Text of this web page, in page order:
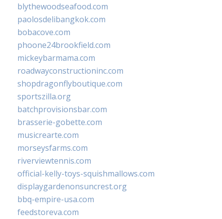
blythewoodseafood.com
paolosdelibangkok.com
bobacove.com
phoone24brookfield.com
mickeybarmama.com
roadwayconstructioninc.com
shopdragonflyboutique.com
sportszilla.org
batchprovisionsbar.com
brasserie-gobette.com
musicrearte.com
morseysfarms.com
riverviewtennis.com
official-kelly-toys-squishmallows.com
displaygardenonsuncrest.org
bbq-empire-usa.com
feedstoreva.com